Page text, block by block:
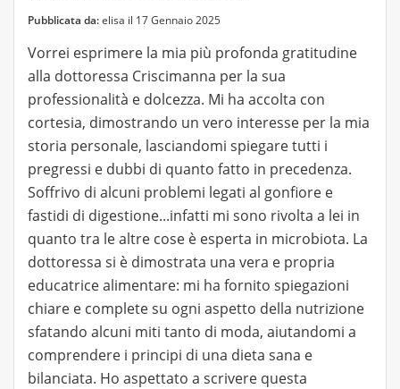
Pubblicata da:elisa il 17 Gennaio 2025
Vorrei esprimere la mia più profonda gratitudine
alla dottoressa Criscimanna per la sua
professionalità e dolcezza. Mi ha accolta con
cortesia, dimostrando un vero interesse per la mia
storia personale, lasciandomi spiegare tutti i
pregressi e dubbi di quanto fatto in precedenza.
Soffrivo di alcuni problemi legati al gonfiore e
fastidi di digestione...infatti mi sono rivolta a lei in
quanto tra le altre cose è esperta in microbiota. La
dottoressa si è dimostrata una vera e propria
educatrice alimentare: mi ha fornito spiegazioni
chiare e complete su ogni aspetto della nutrizione
sfatando alcuni miti tanto di moda, aiutandomi a
comprendere i principi di una dieta sana e
bilanciata. Ho aspettato a scrivere questa